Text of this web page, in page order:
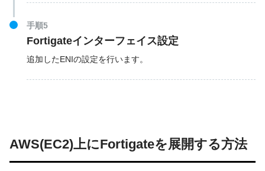
手順5
Fortigateインターフェイス設定
追加したENIの設定を行います。
AWS(EC2)上にFortigateを展開する方法